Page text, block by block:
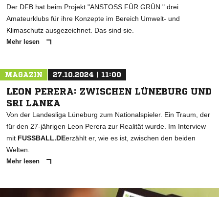
Der DFB hat beim Projekt "ANSTOSS FÜR GRÜN " drei
Amateurklubs für ihre Konzepte im Bereich Umwelt- und
Klimaschutz ausgezeichnet. Das sind sie.
Mehr lesen
MAGAZIN 27.10.2024 | 11:00
LEON PERERA: ZWISCHEN LÜNEBURG UND
SRI LANKA
Von der Landesliga Lüneburg zum Nationalspieler. Ein Traum, der
für den 27-jährigen Leon Perera zur Realität wurde. Im Interview
mit FUSSBALL.DEerzählt er, wie es ist, zwischen den beiden
Welten.
Mehr lesen